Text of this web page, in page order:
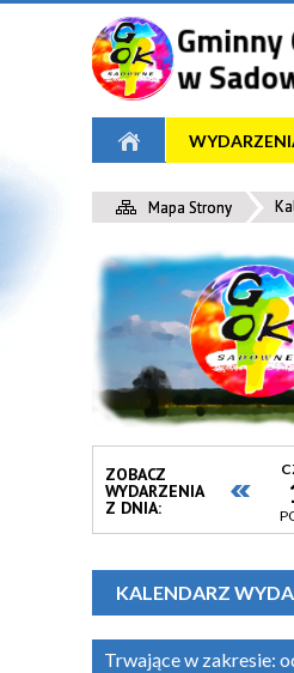
Mapa Strony
ZOBACZ
WYDARZENIA
Z DNIA:
KALENDARZ
Trwające w zakresie: